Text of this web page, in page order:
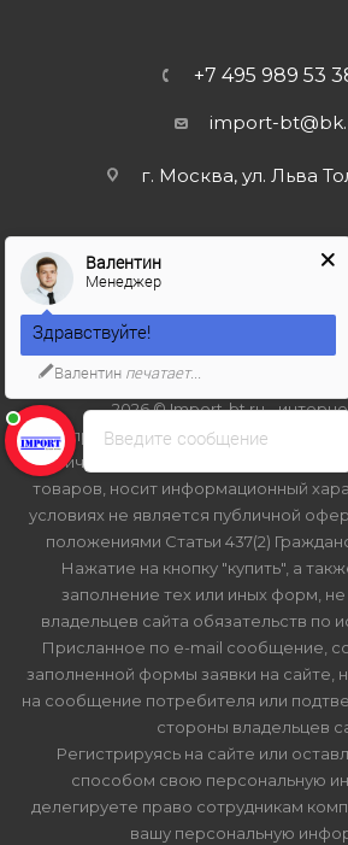
+7 495 989 53
import-
г. Москва, ул. Льва
2026 © Import-bt.ru -
Вся представленная на сайте
технических характеристик, наличия
товаров, носит информационный
условиях не является публичной
положениями Статьи 437(2)
Нажатие на кнопку "купить", а
заполнение тех или иных форм,
владельцев сайта обязательств по
Присланное по e-mail сообщение,
заполненной формы заявки на сайте,
на сообщение потребителя или
стороны владельцев
Регистрируясь на сайте или
способом свою персональную
делегируете право сотрудникам
вашу персональную
Введите сообщение
Валентин
Менеджер
Здравствуйте!
Валентин печатает...